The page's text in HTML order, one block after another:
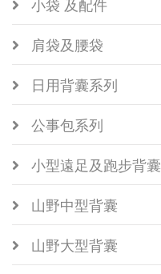
小袋 及配件
肩袋及腰袋
日用背囊系列
公事包系列
小型遠足及跑步背囊
山野中型背囊
山野大型背囊